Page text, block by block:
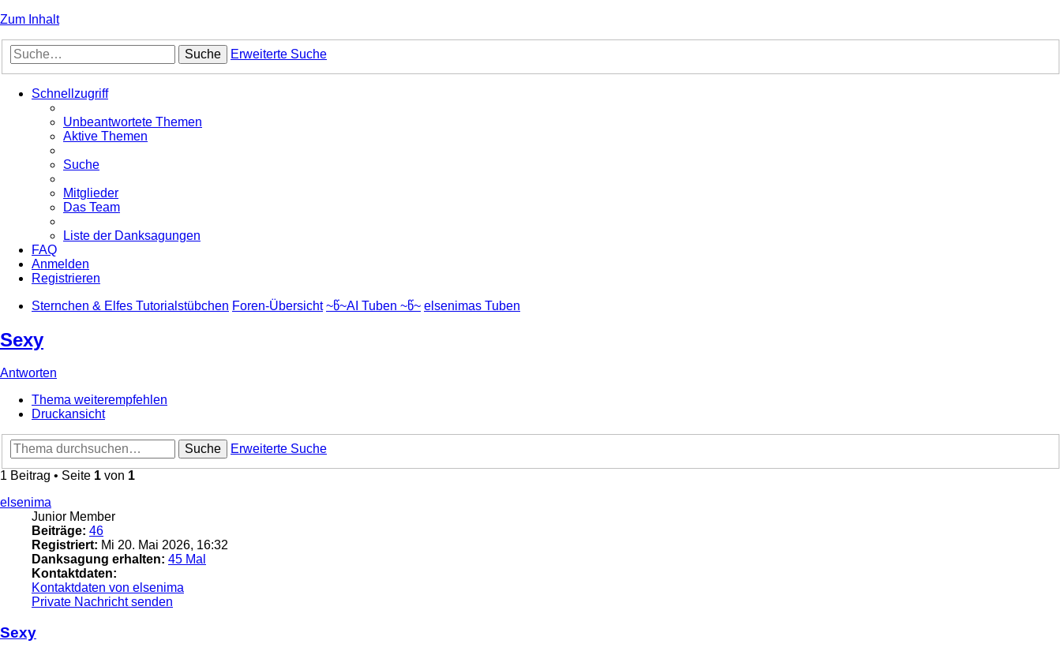
Zum Inhalt
Suche Erweiterte Suche
Schnellzugriff
Unbeantwortete Themen
Aktive Themen
Suche
Mitglieder
Das Team
Liste der Danksagungen
FAQ
Anmelden
Registrieren
Sternchen & Elfes Tutorialstübchen Foren-Übersicht ~წ~AI Tuben ~წ~ elsenimas Tuben
Sexy
Antworten
Thema weiterempfehlen
Druckansicht
Suche
Erweiterte Suche
1 Beitrag • Seite 1 von 1
elsenima
Junior Member
Beiträge: 46
Registriert: Mi 20. Mai 2026, 16:32
Danksagung erhalten: 45 Mal
Kontaktdaten:
Kontaktdaten von elsenima
Private Nachricht senden
Sexy